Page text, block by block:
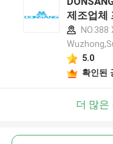
제조업체
NO.388
5.0
확인된
더 많은